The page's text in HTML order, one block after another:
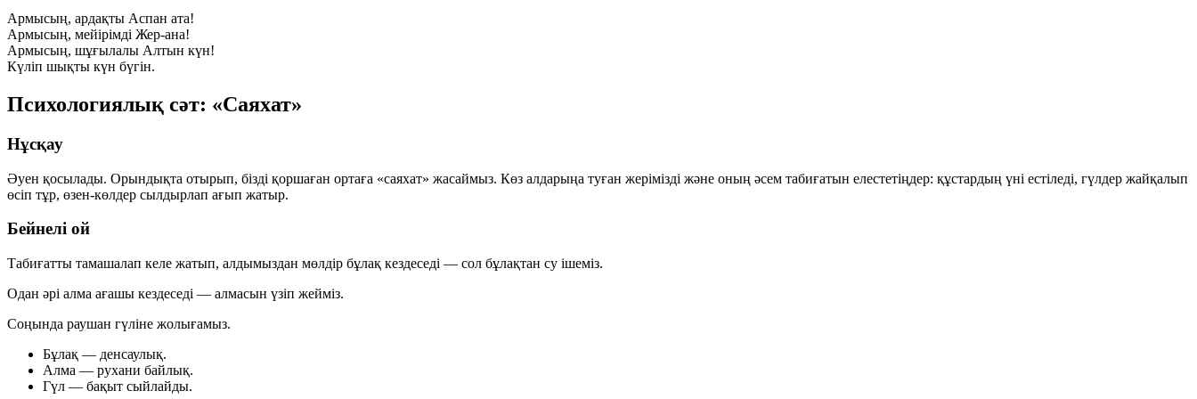
Армысың, ардақты Аспан ата!
Армысың, мейірімді Жер-ана!
Армысың, шұғылалы Алтын күн!
Күліп шықты күн бүгін.
Психологиялық сәт: «Саяхат»
Нұсқау
Әуен қосылады. Орындықта отырып, бізді қоршаған ортаға «саяхат» жасаймыз. Көз алдарыңа туған жерімізді және оның әсем табиғатын елестетіңдер: құстардың үні естіледі, гүлдер жайқалып
өсіп тұр, өзен-көлдер сылдырлап ағып жатыр.
Бейнелі ой
Табиғатты тамашалап келе жатып, алдымыздан мөлдір бұлақ кездеседі — сол бұлақтан су ішеміз.
Одан әрі алма ағашы кездеседі — алмасын үзіп жейміз.
Соңында раушан гүліне жолығамыз.
Бұлақ — денсаулық.
Алма — рухани байлық.
Гүл — бақыт сыйлайды.